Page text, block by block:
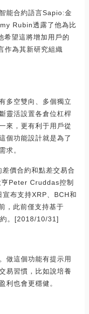
能合約語言Sapio:金
Rubin透露了他為比
希望這將增加用戶的
作為其新研究組織
多空雙向、多個獨立
靈活設置各倉位杠桿
來，更有利于用戶從
個功能設計就是為了
求。
價合約和點差交易合
Peter Cruddas控制
布支持XRP、BCH和
，此前僅支持基于
。[2018/10/31]
做這個功能有提示用
易習慣，比如說培養
利也會更穩健。